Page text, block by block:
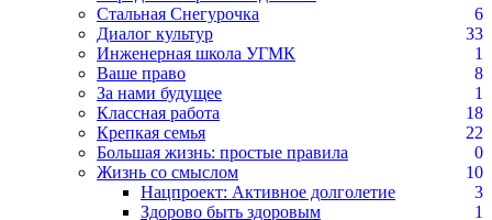
Стальная Снегурочка
6
Диалог культур
33
Инженерная школа УГМК
1
Ваше право
8
За нами будущее
1
Классная работа
18
Крепкая семья
22
Большая жизнь: простые правила
0
Жизнь со смыслом
10
Нацпроект: Активное долголетие
3
Здорово быть здоровым
1